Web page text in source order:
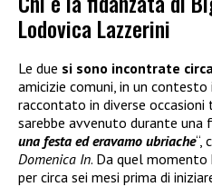
Lodovica Lazzerini
Le due si sono incontrate
amicizie comuni, in un
raccontato in diverse
sarebbe avvenuto durante una
una festa ed eravamo ubriache“,
Domenica In. Da quel
per circa sei mesi prima di